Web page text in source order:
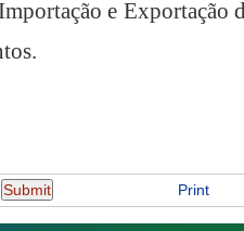
e Exportação
Print